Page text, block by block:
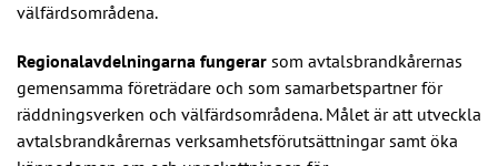
välfärdsområdena.
Regionalavdelningarna fungerar som avtalsbrandkårernas
gemensamma företrädare och som samarbetspartner för
räddningsverken och välfärdsområdena. Målet är att utveckla
avtalsbrandkårernas verksamhetsförutsättningar samt öka